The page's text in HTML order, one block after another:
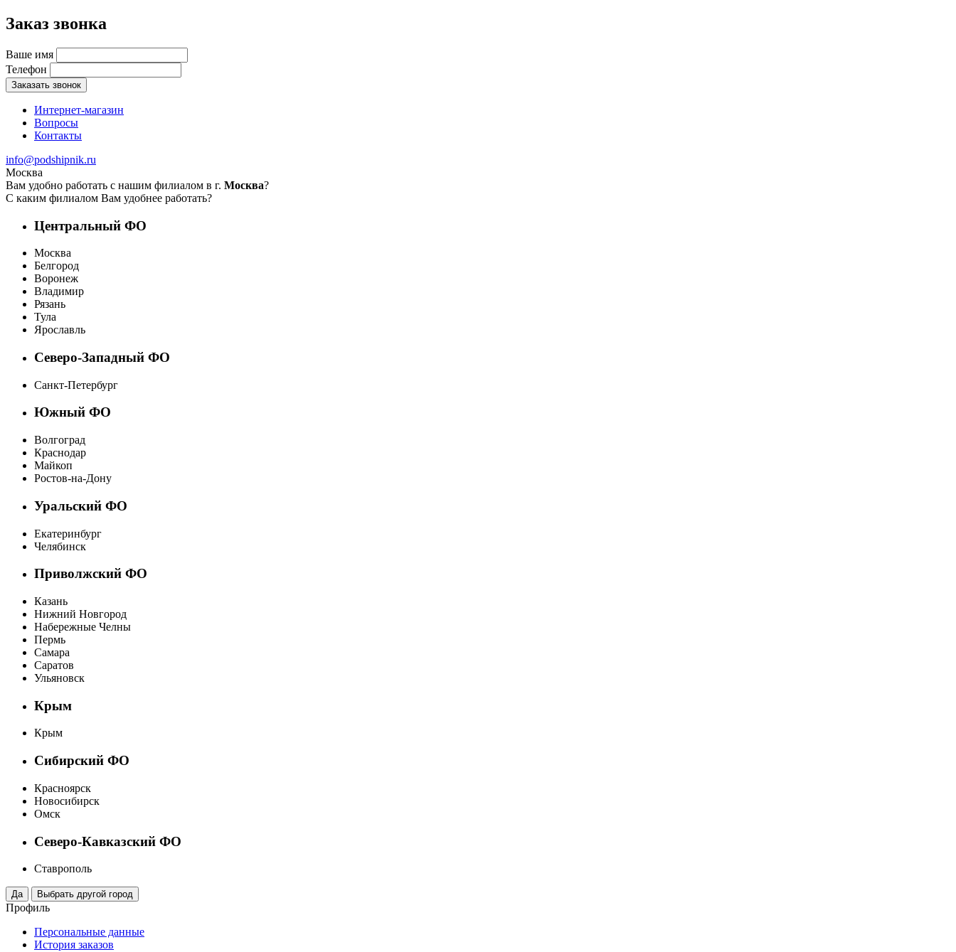
Заказ звонка
Ваше имя
Телефон
Заказать звонок
Интернет-магазин
Вопросы
Контакты
info@podshipnik.ru
Москва
Вам удобно работать с нашим филиалом в г. Москва?
С каким филиалом Вам удобнее работать?
Центральный ФО
Москва
Белгород
Воронеж
Владимир
Рязань
Тула
Ярославль
Северо-Западный ФО
Санкт-Петербург
Южный ФО
Волгоград
Краснодар
Майкоп
Ростов-на-Дону
Уральский ФО
Екатеринбург
Челябинск
Приволжский ФО
Казань
Нижний Новгород
Набережные Челны
Пермь
Самара
Саратов
Ульяновск
Крым
Крым
Сибирский ФО
Красноярск
Новосибирск
Омск
Северо-Кавказский ФО
Ставрополь
Профиль
Персональные данные
История заказов